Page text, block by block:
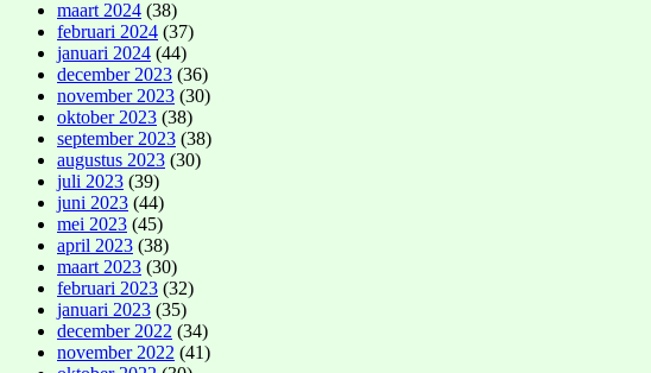
maart 2024 (38)
februari 2024 (37)
januari 2024 (44)
december 2023 (36)
november 2023 (30)
oktober 2023 (38)
september 2023 (38)
augustus 2023 (30)
juli 2023 (39)
juni 2023 (44)
mei 2023 (45)
april 2023 (38)
maart 2023 (30)
februari 2023 (32)
januari 2023 (35)
december 2022 (34)
november 2022 (41)